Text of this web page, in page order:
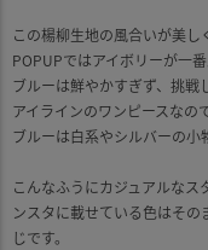
この楊柳生地の風合いが美し
POPUPではアイボリーが一番
ブルーは鮮やかすぎず、挑戦
アイラインのワンピースなの
ブルーは白系やシルバーの小
こんなふうにカジュアルなス
ンスタに載せている色はそ
じです。